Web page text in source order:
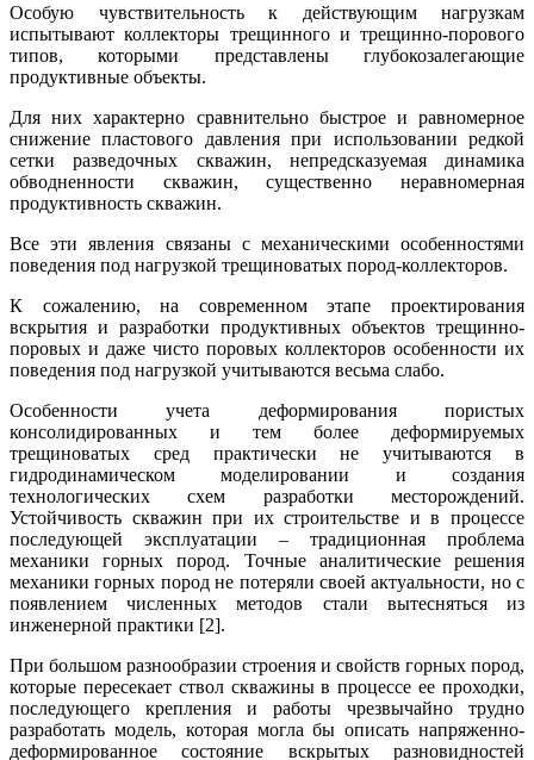
Особую чувствительность к действующим нагрузкам
испытывают коллекторы трещинного и трещинно-порового
типов, которыми представлены глубокозалегающие
продуктивные объекты.
Для них характерно сравнительно быстрое и равномерное
снижение пластового давления при использовании редкой
сетки разведочных скважин, непредсказуемая динамика
обводненности скважин, существенно неравномерная
продуктивность скважин.
Все эти явления связаны с механическими особенностями
поведения под нагрузкой трещиноватых пород-коллекторов.
К сожалению, на современном этапе проектирования
вскрытия и разработки продуктивных объектов трещинно-
поровых и даже чисто поровых коллекторов особенности их
поведения под нагрузкой учитываются весьма слабо.
Особенности учета деформирования пористых
консолидированных и тем более деформируемых
трещиноватых сред практически не учитываются в
гидродинамическом моделировании и создания
технологических схем разработки месторождений.
Устойчивость скважин при их строительстве и в процессе
последующей эксплуатации – традиционная проблема
механики горных пород. Точные аналитические решения
механики горных пород не потеряли своей актуальности, но с
появлением численных методов стали вытесняться из
инженерной практики [2].
При большом разнообразии строения и свойств горных пород,
которые пересекает ствол скважины в процессе ее проходки,
последующего крепления и работы чрезвычайно трудно
разработать модель, которая могла бы описать напряженно-
деформированное состояние вскрытых разновидностей